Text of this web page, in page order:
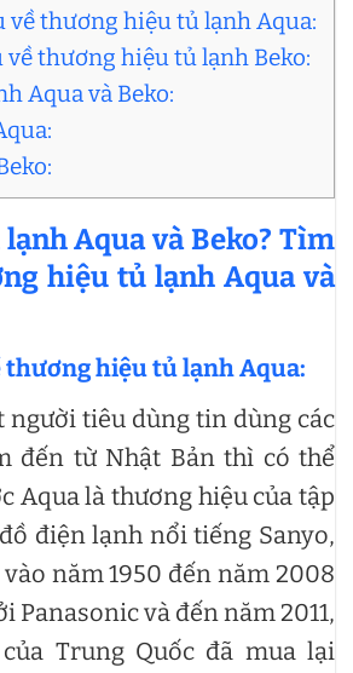
về thương hiệu tủ lạnh Aqua:
về thương hiệu tủ lạnh Beko:
Aqua và Beko:
lạnh Aqua và Beko? Tìm
hiệu tủ lạnh Aqua và
thương hiệu tủ lạnh Aqua:
người tiêu dùng tin dùng các
đến từ Nhật Bản thì có thể
Aqua là thương hiệu của tập
điện lạnh nổi tiếng Sanyo,
năm 1950 đến năm 2008
Panasonic và đến năm 2011,
Trung Quốc đã mua lại